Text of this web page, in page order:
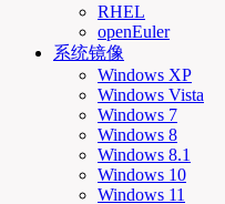
RHEL
openEuler
系统镜像
Windows XP
Windows Vista
Windows 7
Windows 8
Windows 8.1
Windows 10
Windows 11